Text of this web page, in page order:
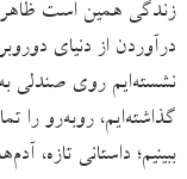
زندگی همین است
درآوردن از دنیای
نشسته‌ایم روی صندلی
گذاشته‌ایم، روبه‌رو را
ببینیم؛ داستانی